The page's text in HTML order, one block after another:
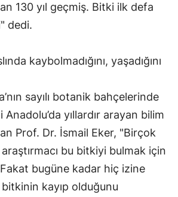
130 yıl geçmiş. Bitki ilk defa
dedi.
kaybolmadığını, yaşadığını
sayılı botanik bahçelerinde
yıllardır arayan bilim
Prof. Dr. İsmail Eker, "Birçok
bu bitkiyi bulmak için
bugüne kadar hiç izine
kayıp olduğunu